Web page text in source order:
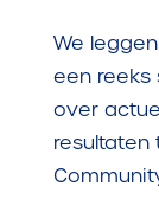
We
een reeks
over
resultaten